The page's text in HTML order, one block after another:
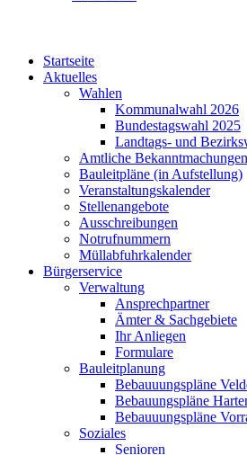
Startseite
Aktuelles
Wahlen
Kommunalwahl 2026
Bundestagswahl 2025
Landtags- und
Amtliche Bekanntmachungen
Bauleitpläne (in Aufstellung)
Veranstaltungskalender
Stellenangebote
Ausschreibungen
Notrufnummern
Müllabfuhrkalender
Bürgerservice
Verwaltung
Ansprechpartner
Ämter & Sachgebiete
Ihr Anliegen
Formulare
Bauleitplanung
Bebauuungspläne
Bebauungspläne
Bebauuungspläne
Soziales
Senioren